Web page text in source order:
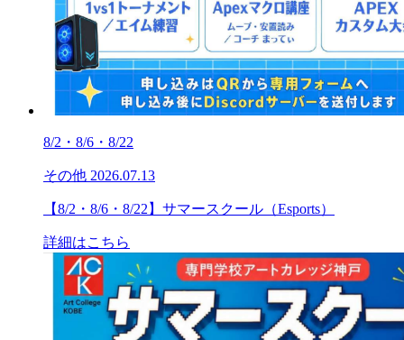
8/2・8/6・8/22
その他 2026.07.13
【8/2・8/6・8/22】サマースクール（Esports）
詳細はこちら